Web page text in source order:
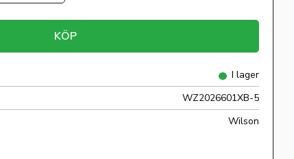
KÖP
I lager
WZ2026601XB-5
Wilson